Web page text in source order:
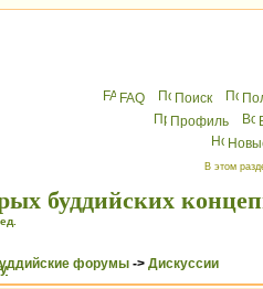
FAQ Поиск
Профиль
В этом
буддийских
форумы -> Дискуссии